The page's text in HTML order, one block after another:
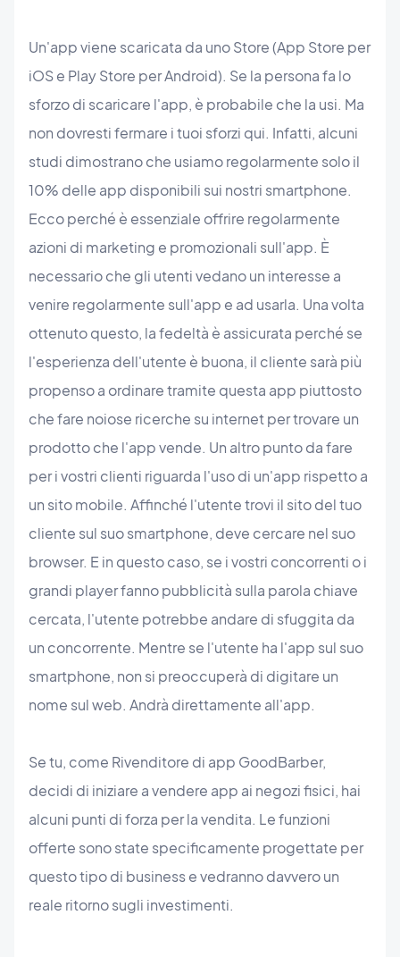
Un'app viene scaricata da uno Store (App Store per
iOS e Play Store per Android). Se la persona fa lo
sforzo di scaricare l'app, è probabile che la usi. Ma
non dovresti fermare i tuoi sforzi qui. Infatti, alcuni
studi dimostrano che usiamo regolarmente solo il
10% delle app disponibili sui nostri smartphone.
Ecco perché è essenziale offrire regolarmente
azioni di marketing e promozionali sull'app. È
necessario che gli utenti vedano un interesse a
venire regolarmente sull'app e ad usarla. Una volta
ottenuto questo, la fedeltà è assicurata perché se
l'esperienza dell'utente è buona, il cliente sarà più
propenso a ordinare tramite questa app piuttosto
che fare noiose ricerche su internet per trovare un
prodotto che l'app vende. Un altro punto da fare
per i vostri clienti riguarda l'uso di un'app rispetto a
un sito mobile. Affinché l'utente trovi il sito del tuo
cliente sul suo smartphone, deve cercare nel suo
browser. E in questo caso, se i vostri concorrenti o i
grandi player fanno pubblicità sulla parola chiave
cercata, l'utente potrebbe andare di sfuggita da
un concorrente. Mentre se l'utente ha l'app sul suo
smartphone, non si preoccuperà di digitare un
nome sul web. Andrà direttamente all'app.
Se tu, come Rivenditore di app GoodBarber,
decidi di iniziare a vendere app ai negozi fisici, hai
alcuni punti di forza per la vendita. Le funzioni
offerte sono state specificamente progettate per
questo tipo di business e vedranno davvero un
reale ritorno sugli investimenti.